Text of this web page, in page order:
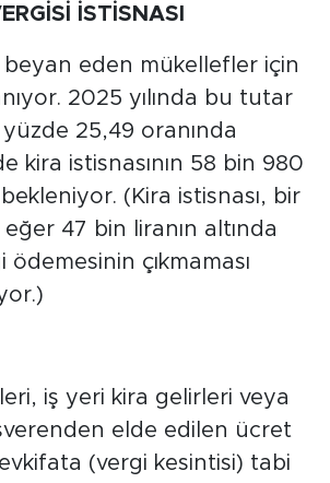
İSTİSNASI
beyan eden mükellefler için
2025 yılında bu tutar
25,49 oranında
kira istisnasının 58 bin 980
bekleniyor. (Kira istisnası, bir
eğer 47 bin liranın altında
ödemesinin çıkmaması
iş yeri kira gelirleri veya
elde edilen ücret
(vergi kesintisi) tabi